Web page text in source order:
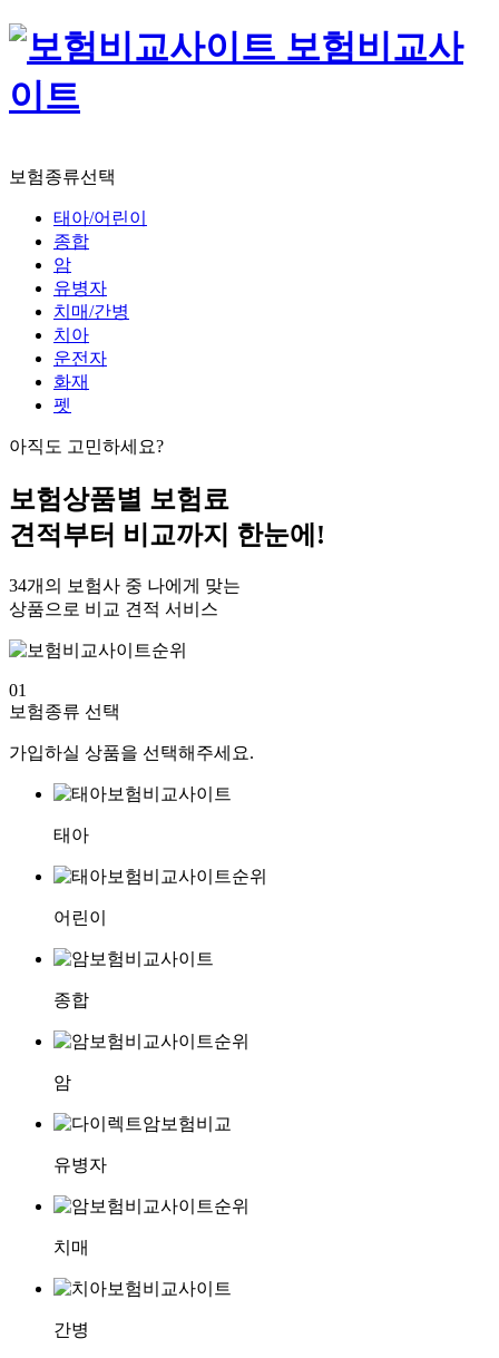
보험비교사
이트
보험종류선택
태아/어린이
종합
암
유병자
치매/간병
치아
운전자
화재
펫
아직도 고민하세요?
보험상품별 보험료
견적부터 비교까지 한눈에!
34개의 보험사 중 나에게 맞는
상품으로 비교 견적 서비스
01
보험종류 선택
가입하실 상품을 선택해주세요.
태아
어린이
종합
암
유병자
치매
간병